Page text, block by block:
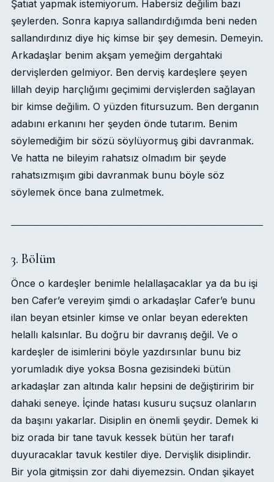
Şatıat yapmak istemiyorum. Habersiz değilim bazı
şeylerden. Sonra kapıya sallandırdığımda beni neden
sallandırdınız diye hiç kimse bir şey demesin. Demeyin.
Arkadaşlar benim akşam yemeğim dergahtaki
dervişlerden gelmiyor. Ben derviş kardeşlere şeyen
lillah deyip harçlığımı geçimimi dervişlerden sağlayan
bir kimse değilim. O yüzden fitursuzum. Ben derganın
adabını erkanını her şeyden önde tutarım. Benim
söylemediğim bir sözü söylüyormuş gibi davranmak.
Ve hatta ne bileyim rahatsız olmadım bir şeyde
rahatsızmışım gibi davranmak bunu böyle söz
söylemek önce bana zulmetmek.
3. Bölüm
Önce o kardeşler benimle helallaşacaklar ya da bu işi
ben Cafer’e vereyim şimdi o arkadaşlar Cafer’e bunu
ilan beyan etsinler kimse ve onlar beyan ederekten
helallı kalsınlar. Bu doğru bir davranış değil. Ve o
kardeşler de isimlerini böyle yazdırsınlar bunu biz
yorumladık diye yoksa Bosna gezisindeki bütün
arkadaşlar zan altında kalır hepsini de değiştiririm bir
dahaki seneye. İçinde hatası kusuru suçsuz olanların
da başını yakarlar. Disiplin en önemli şeydir. Demek ki
biz orada bir tane tavuk kessek bütün her tarafı
duyuracaklar tavuk kestiler diye. Dervişlik disiplindir.
Bir yola gitmişsin zor dahi diyemezsin. Ondan şikayet